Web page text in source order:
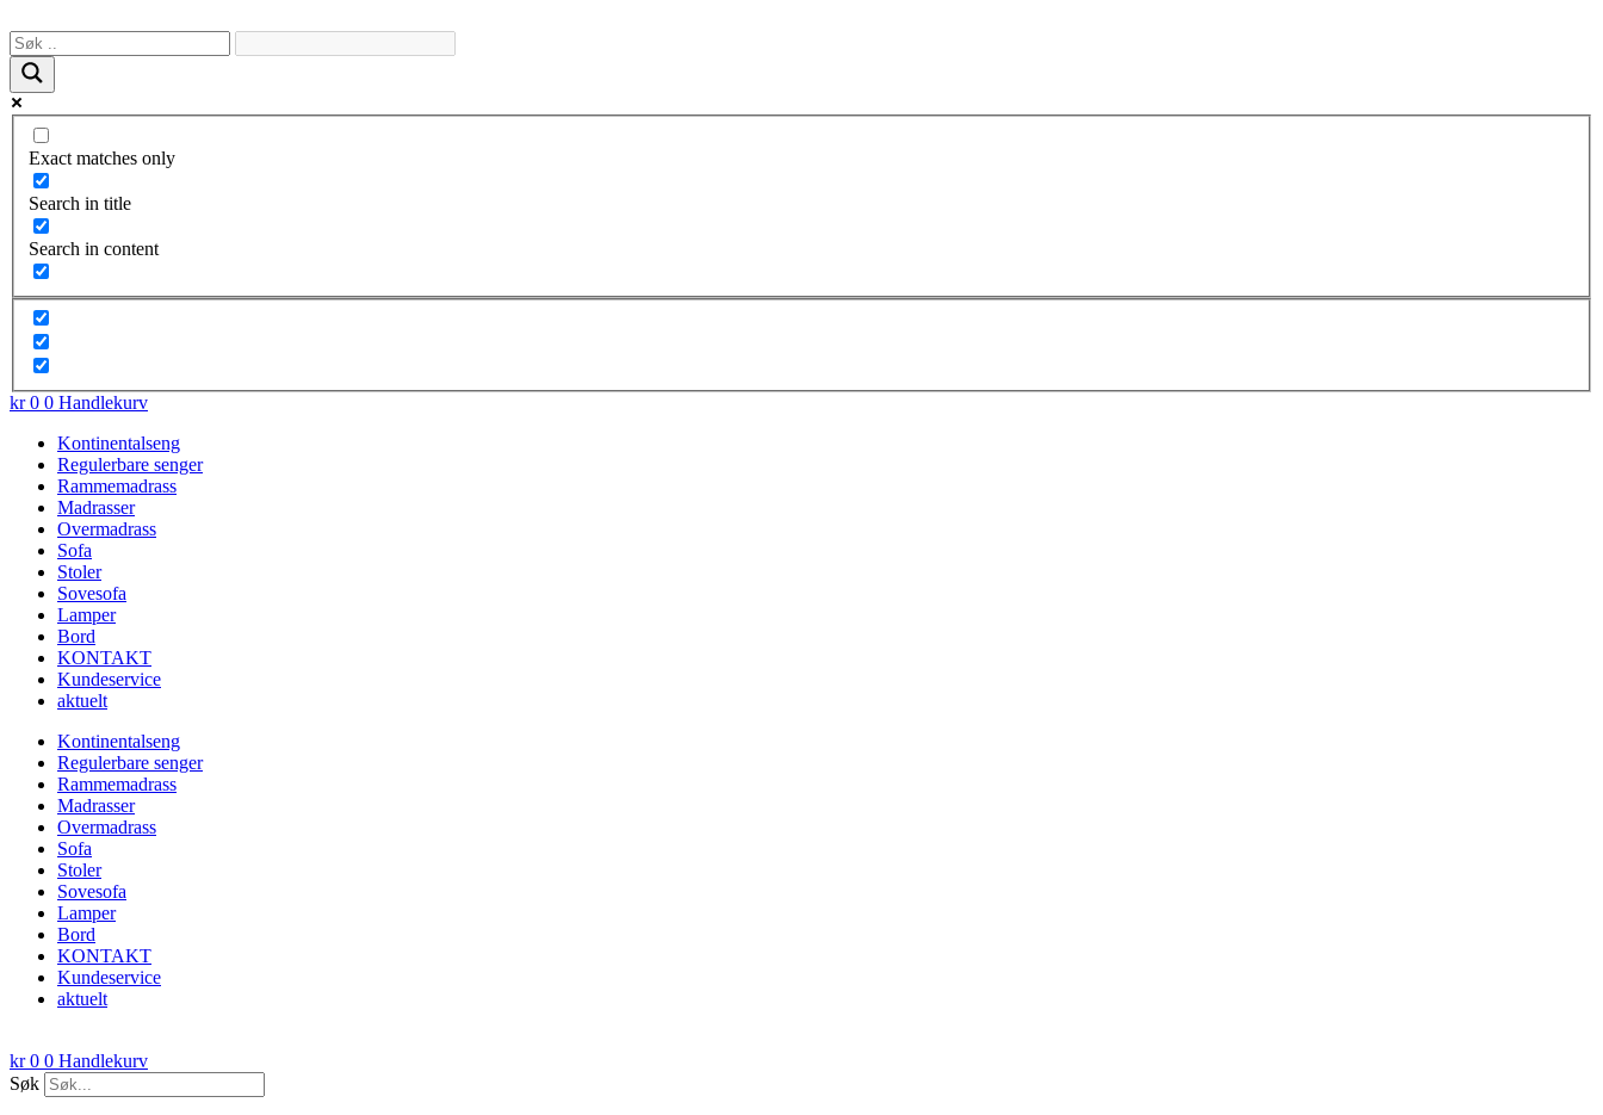
to
content
Exact matches only
Search in title
Search in content
kr0 0 Handlekurv
Kontinentalseng
Regulerbare senger
Rammemadrass
Madrasser
Overmadrass
Sofa
Stoler
Sovesofa
Lamper
Bord
KONTAKT
Kundeservice
aktuelt
Kontinentalseng
Regulerbare senger
Rammemadrass
Madrasser
Overmadrass
Sofa
Stoler
Sovesofa
Lamper
Bord
KONTAKT
Kundeservice
aktuelt
kr0 0 Handlekurv
Søk